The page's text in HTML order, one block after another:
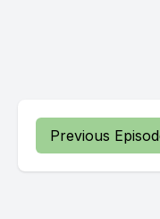
Previous